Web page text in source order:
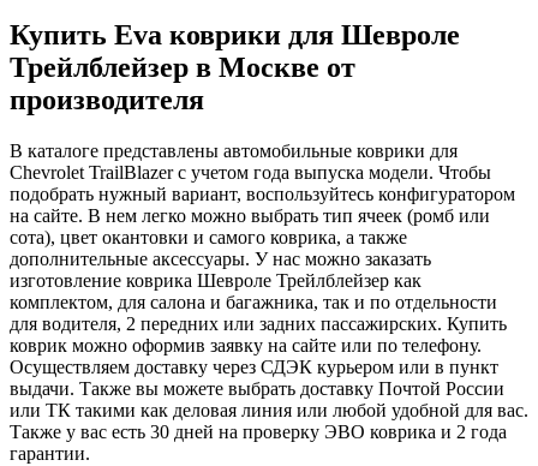
Купить Eva коврики для Шевроле
Трейлблейзер в Москве от
производителя
В каталоге представлены автомобильные коврики для
Chevrolet TrailBlazer с учетом года выпуска модели. Чтобы
подобрать нужный вариант, воспользуйтесь конфигуратором
на сайте. В нем легко можно выбрать тип ячеек (ромб или
сота), цвет окантовки и самого коврика, а также
дополнительные аксессуары. У нас можно заказать
изготовление коврика Шевроле Трейлблейзер как
комплектом, для салона и багажника, так и по отдельности
для водителя, 2 передних или задних пассажирских. Купить
коврик можно оформив заявку на сайте или по телефону.
Осуществляем доставку через СДЭК курьером или в пункт
выдачи. Также вы можете выбрать доставку Почтой России
или ТК такими как деловая линия или любой удобной для вас.
Также у вас есть 30 дней на проверку ЭВО коврика и 2 года
гарантии.